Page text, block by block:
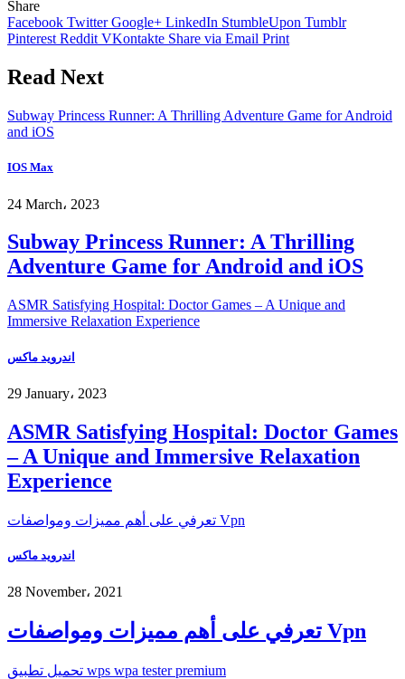
Share
Facebook Twitter Google+ LinkedIn StumbleUpon Tumblr
Pinterest Reddit VKontakte Share via Email Print
Read Next
Subway Princess Runner: A Thrilling Adventure Game for Android
and iOS
IOS Max
24 March، 2023
Subway Princess Runner: A Thrilling
Adventure Game for Android and iOS
ASMR Satisfying Hospital: Doctor Games – A Unique and
Immersive Relaxation Experience
اندرويد ماكس
29 January، 2023
ASMR Satisfying Hospital: Doctor Games
– A Unique and Immersive Relaxation
Experience
تعرفي على أهم مميزات ومواصفات Vpn
اندرويد ماكس
28 November، 2021
تعرفي على أهم مميزات ومواصفات Vpn
تحميل تطبيق wps wpa tester premium